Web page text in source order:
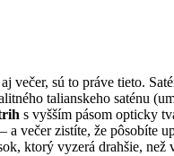
sú to práve tieto.
talianskeho saténu
s vyšším pásom opticky
večer zistíte, že pôsobíte
ktorý vyzerá drahšie,